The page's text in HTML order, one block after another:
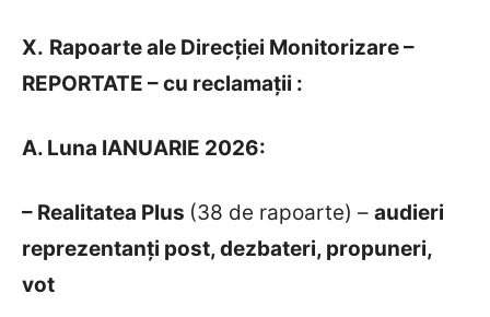
X. Rapoarte ale Direcției Monitorizare –
REPORTATE – cu reclamații :
A. Luna IANUARIE 2026:
– Realitatea Plus (38 de rapoarte) – audieri
reprezentanți post, dezbateri, propuneri,
vot